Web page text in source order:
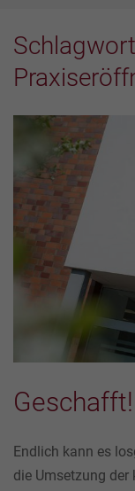
Geschafft!
Endlich kann es
die Umsetzung